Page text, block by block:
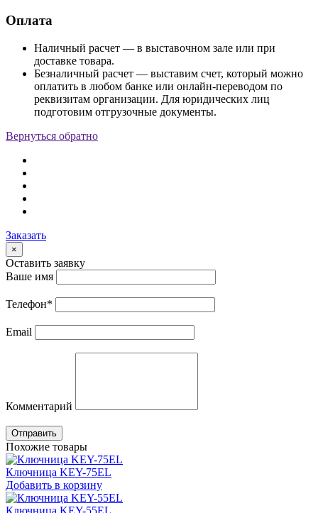
Оплата
Наличный расчет — в выставочном зале или при
доставке товара.
Безналичный расчет — выставим счет, который можно
оплатить в любом банке или онлайн-переводом по
реквизитам организации. Для юридических лиц
подготовим отгрузочные документы.
Вернуться обратно
Заказать
×
Оставить заявку
Ваше имя
Телефон*
Email
Комментарий
Отправить
Похожие товары
Ключница KEY-75EL
Добавить в корзину